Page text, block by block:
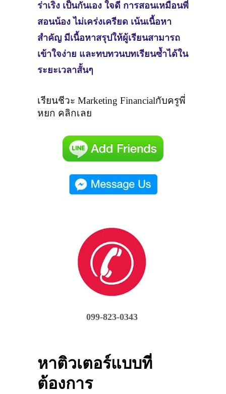
ร่าเริง เป็นกันเอง ใจดี การสอนเหมือนพี่
สอนน้อง ไม่เคร่งเครียด เน้นเนื้อหา
สำคัญ มีเนื้อหาสรุปให้ผู้เรียนสามารถ
เข้าใจง่าย และทบทวนบทเรียนซ้ำได้ใน
ระยะเวลาสั้นๆ
เรียนชีวะ Marketing Financialกับครูพี่
หยก คลิกเลย
099-823-0343